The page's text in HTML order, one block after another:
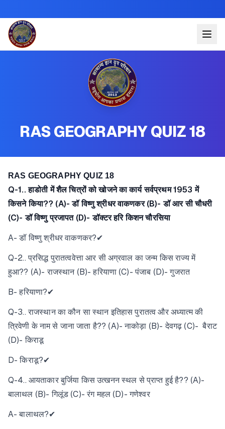
RAS GEOGRAPHY QUIZ 18
RAS GEOGRAPHY QUIZ 18
Q-1.. हाडोती में शैल चित्रों को खोजने का कार्य सर्वप्रथम 1953 में
किसने किया?? (A)- डॉ विष्णु श्रीधर वाकणकर (B)- डॉ आर सी चौधरी
(C)- डॉ विष्णु प्रजापत (D)- डॉक्टर हरि किशन चौरसिया
A- डॉ विष्णु श्रीधर वाकणकर?✔
Q-2.. प्रसिद्ध पुरातत्ववेत्ता आर सी अग्रवाल का जन्म किस राज्य में
हुआ?? (A)- राजस्थान (B)- हरियाणा (C)- पंजाब (D)- गुजरात
B- हरियाणा?✔
Q-3.. राजस्थान का कौन सा स्थान इतिहास पुरातत्व और अध्यात्म की
त्रिवेणी के नाम से जाना जाता है?? (A)- नाकोड़ा (B)- देवगढ़ (C)- बैराट
(D)- किराडू
D- किराडू?✔
Q-4.. आयताकार बुर्जिया किस उत्खनन स्थल से प्राप्त हुई है?? (A)-
बालाथल (B)- गिलूंड (C)- रंग महल (D)- गणेश्वर
A- बालाथल?✔